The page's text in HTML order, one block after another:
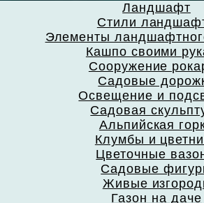
Ландшафт
Стили
Элементы
Кашпо своими
Сооружение
Садовые
Освещение и
Садовая
Альпийская
Клумбы и
Цветочные
Садовые
Живые
Газон на даче